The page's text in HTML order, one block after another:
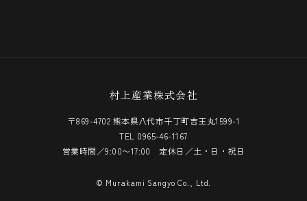
村上産業株式会社
〒869-4702 熊本県八代市千丁町吉王丸1599-1
TEL 0965-46-1167
営業時間／9:00〜17:00 定休日／土・日・祝日
© Murakami Sangyo Co., Ltd.